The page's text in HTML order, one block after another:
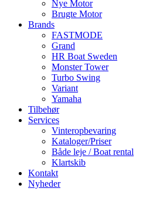
Nye Motor
Brugte Motor
Brands
FASTMODE
Grand
HR Boat Sweden
Monster Tower
Turbo Swing
Variant
Yamaha
Tilbehør
Services
Vinteropbevaring
Kataloger/Priser
Både leje / Boat rental
Klartskib
Kontakt
Nyheder